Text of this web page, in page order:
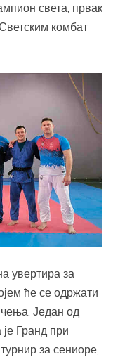
света, првак
комбат
увертира за
ће се одржати
Један од
је Гранд при
за сениоре,